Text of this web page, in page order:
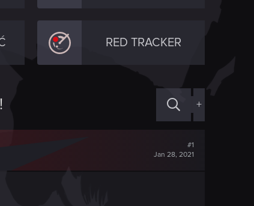
RED TRACKER
+
#1
Jan 28, 2021